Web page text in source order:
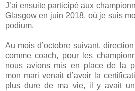
J’ai ensuite participé aux
Glasgow en juin 2018, où je suis
podium.
Au mois d’octobre suivant,
comme coach, pour les
nous avions mis en place de la
mon mari venait d’avoir la
plus dure de ma vie, il y avait